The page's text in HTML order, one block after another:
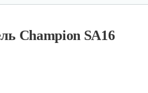
Champion SA16